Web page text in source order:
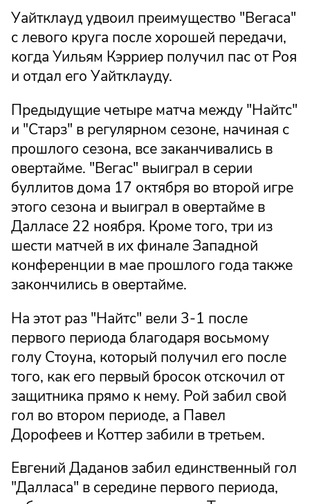
Уайтклауд удвоил преимущество "Вегаса"
с левого круга после хорошей передачи,
когда Уильям Кэрриер получил пас от Роя
и отдал его Уайтклауду.
Предыдущие четыре матча между "Найтс"
и "Старз" в регулярном сезоне, начиная с
прошлого сезона, все заканчивались в
овертайме. "Вегас" выиграл в серии
буллитов дома 17 октября во второй игре
этого сезона и выиграл в овертайме в
Далласе 22 ноября. Кроме того, три из
шести матчей в их финале Западной
конференции в мае прошлого года также
закончились в овертайме.
На этот раз "Найтс" вели 3-1 после
первого периода благодаря восьмому
голу Стоуна, который получил его после
того, как его первый бросок отскочил от
защитника прямо к нему. Рой забил свой
гол во втором периоде, а Павел
Дорофеев и Коттер забили в третьем.
Евгений Даданов забил единственный гол
"Далласа" в середине первого периода,